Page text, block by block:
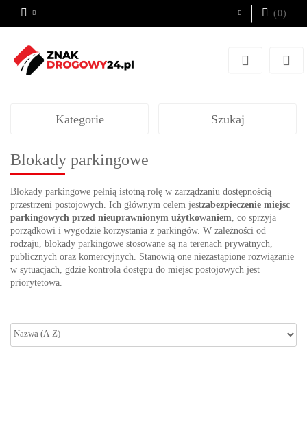
(0)
Kategorie Szukaj
Blokady parkingowe
Blokady parkingowe pełnią istotną rolę w zarządzaniu dostępnością
przestrzeni postojowych. Ich głównym celem jestzabezpieczenie miejsc
parkingowych przed nieuprawnionym użytkowaniem, co sprzyja
porządkowi i wygodzie korzystania z parkingów. W zależności od
rodzaju, blokady parkingowe stosowane są na terenach prywatnych,
publicznych oraz komercyjnych. Stanowią one niezastąpione rozwiązanie
w sytuacjach, gdzie kontrola dostępu do miejsc postojowych jest
priorytetowa.